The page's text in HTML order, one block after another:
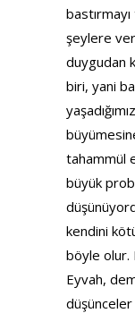
şeylere
duygudan
biri, yani
tahammül
büyük
kendini
böyle olur.
Eyvah,
düşünceler